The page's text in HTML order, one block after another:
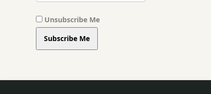
Unsubscribe Me
Subscribe Me